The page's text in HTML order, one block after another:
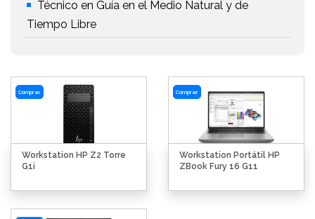
Técnico en Guía en el Medio Natural y de
Tiempo Libre
Comprar
Workstation HP Z2 Torre
G1i
Comprar
Workstation Portátil HP
ZBook Fury 16 G11